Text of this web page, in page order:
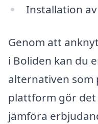
Installation
Genom att
i Boliden kan du
alternativen som
plattform gör
jämföra